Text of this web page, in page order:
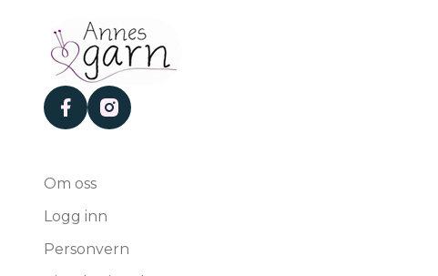
facebookinstagram
Om oss
Logg inn
Personvern